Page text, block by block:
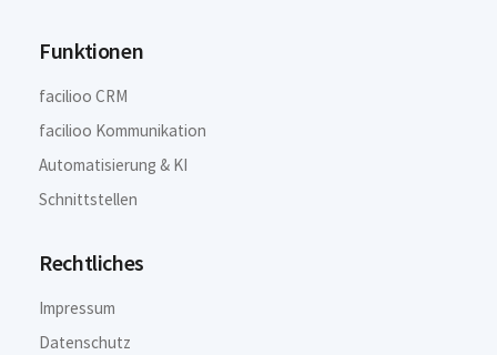
Funktionen
facilioo CRM
facilioo Kommunikation
Automatisierung & KI
Schnittstellen
Rechtliches
Impressum
Datenschutz